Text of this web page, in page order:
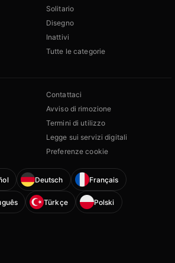
Solitario
Disegno
Inattivi
Tutte le categorie
Contattaci
Avviso di rimozione
Termini di utilizzo
Legge sui servizi digitali
Preferenze cookie
Deutsch Français
Türkçe Polski